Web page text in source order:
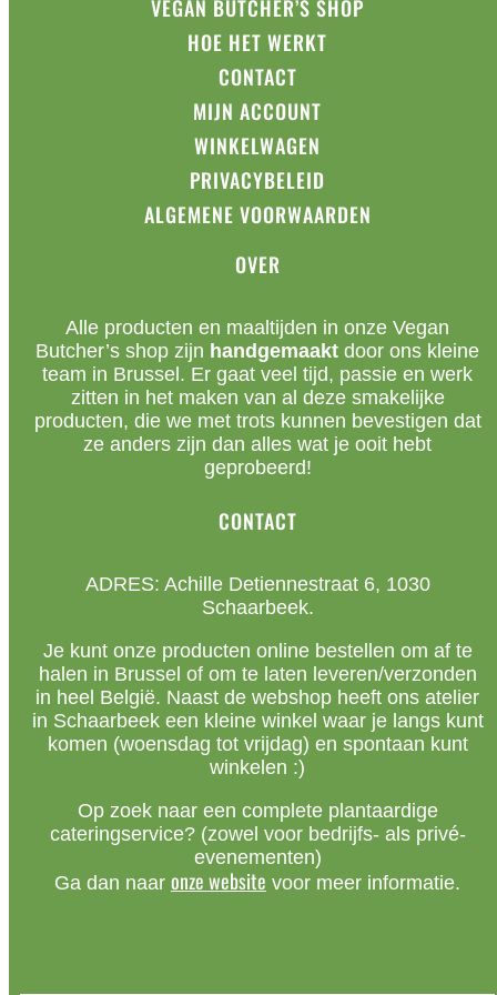
VEGAN BUTCHER’S SHOP
HOE HET WERKT
CONTACT
MIJN ACCOUNT
WINKELWAGEN
PRIVACYBELEID
ALGEMENE VOORWAARDEN
OVER
Alle producten en maaltijden in onze Vegan
Butcher’s shop zijn handgemaakt door ons kleine
team in Brussel. Er gaat veel tijd, passie en werk
zitten in het maken van al deze smakelijke
producten, die we met trots kunnen bevestigen dat
ze anders zijn dan alles wat je ooit hebt
geprobeerd!
CONTACT
ADRES: Achille Detiennestraat 6, 1030
Schaarbeek.
Je kunt onze producten online bestellen om af te
halen in Brussel of om te laten leveren/verzonden
in heel België. Naast de webshop heeft ons atelier
in Schaarbeek een kleine winkel waar je langs kunt
komen (woensdag tot vrijdag) en spontaan kunt
winkelen :)
Op zoek naar een complete plantaardige
cateringservice? (zowel voor bedrijfs- als privé-
evenementen)
Ga dan naar onze website voor meer informatie.